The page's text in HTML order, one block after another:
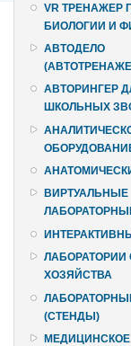
VR ТРЕНАЖЕР
БИОЛОГИИ И
АВТОДЕЛО
АВТОРИНГЕР
ШКОЛЬНЫХ
ВИРТУАЛЬНЫЕ
ЛАБОРАТОРИИ
ХОЗЯЙСТВА
(СТЕНДЫ)
МЕДИЦИНСКОЕ